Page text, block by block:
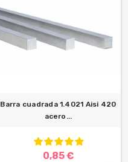
Barra cuadrada 1.4021 Aisi 420
acero...
0,85 €